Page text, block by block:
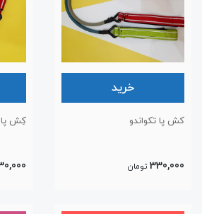
خرید
کش پا تکواندو
330,000 تومان
کِش پا